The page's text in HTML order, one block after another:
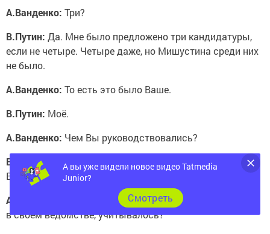
А.Ванденко: Три?
В.Путин: Да. Мне было предложено три кандидатуры,
если не четыре. Четыре даже, но Мишустина среди них
не было.
А.Ванденко: То есть это было Ваше.
В.Путин: Моё.
А.Ванденко: Чем Вы руководствовались?
В.Путин:Личными и деловыми качествами Михаила
Владимировича.
А.Ванденко:
То, что он так цифровизацию провёл
в своём ведомстве, учитывалось?
А вы уже видели новое видео Tatmedia
Junior?
Cмотреть